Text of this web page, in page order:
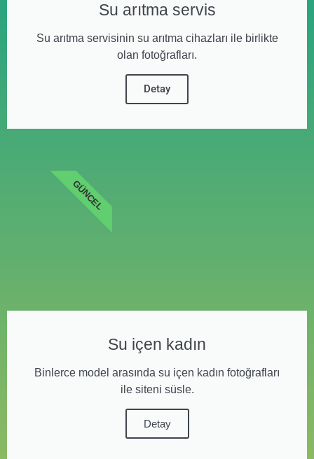
Su arıtma servis
Su arıtma servisinin su arıtma cihazları ile birlikte
olan fotoğrafları.
Detay
Su içen kadın
Binlerce model arasında su içen kadın fotoğrafları
ile siteni süsle.
Detay
GÜNCEL